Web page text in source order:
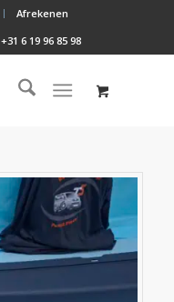
Afrekenen
+31 6 19 96 85 98